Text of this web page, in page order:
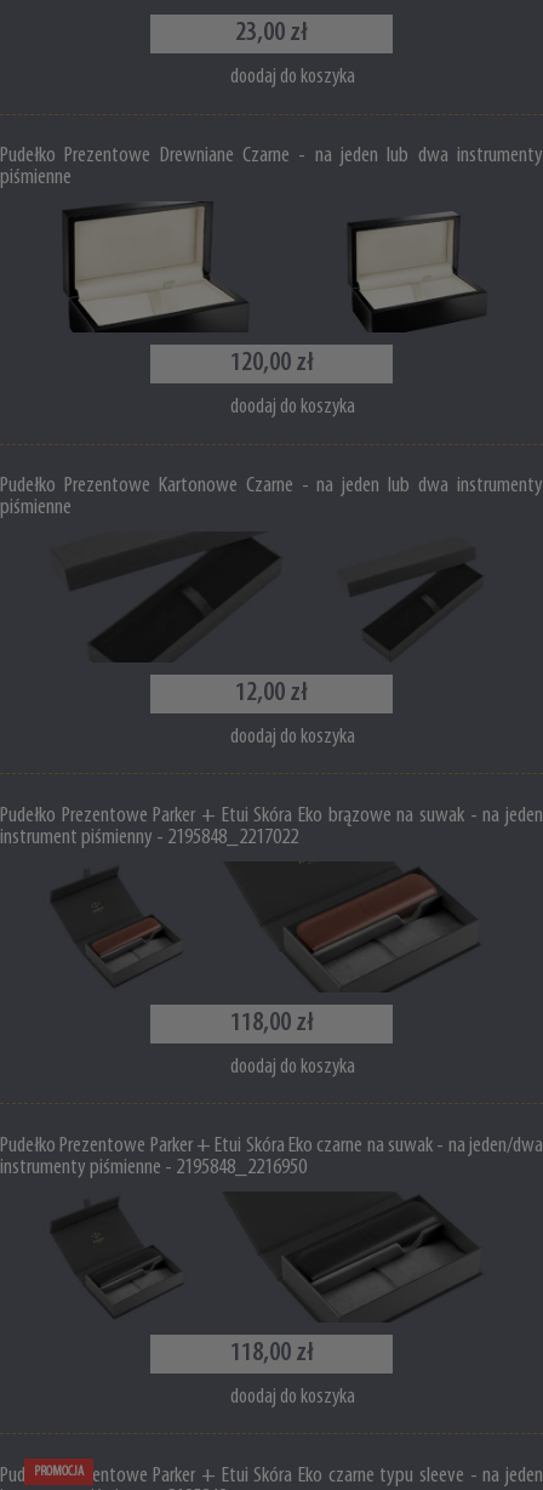
23,00 zł
doodaj do koszyka
Pudełko Prezentowe Drewniane Czarne - na jeden lub dwa instrumenty
piśmienne
120,00 zł
doodaj do koszyka
Pudełko Prezentowe Kartonowe Czarne - na jeden lub dwa instrumenty
piśmienne
12,00 zł
doodaj do koszyka
Pudełko Prezentowe Parker + Etui Skóra Eko brązowe na suwak - na jeden
instrument piśmienny - 2195848_2217022
118,00 zł
doodaj do koszyka
Pudełko Prezentowe Parker + Etui Skóra Eko czarne na suwak - na jeden/dwa
instrumenty piśmienne - 2195848_2216950
118,00 zł
doodaj do koszyka
Pudełko Prezentowe Parker + Etui Skóra Eko czarne typu sleeve - na jeden
PROMOCJA